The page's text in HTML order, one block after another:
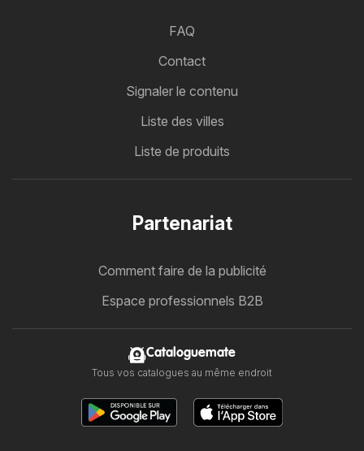
FAQ
Contact
Signaler le contenu
Liste des villes
Liste de produits
Partenariat
Comment faire de la publicité
Espace professionnels B2B
Cataloguemate
Tous vos catalogues au même endroit